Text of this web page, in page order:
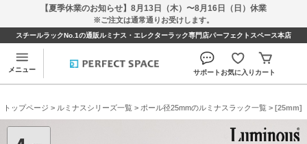
【夏季休業のお知らせ】8月13日（木）〜8月16日（日）休業
※ご注文は通常通りお受けします。
スチールラックNo.1の通販ルミナス・エレクターラック専門店パーフェクトスペース本店
メニュー サポートお気に入り カート
トップページ > ルミナスシリーズ一覧 > ポール径25mmのルミナスラック一覧 > [25mm]